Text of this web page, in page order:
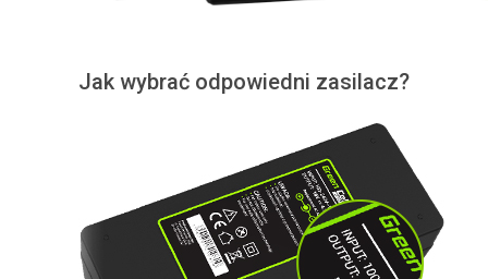
Jak wybrać odpowiedni zasilacz?